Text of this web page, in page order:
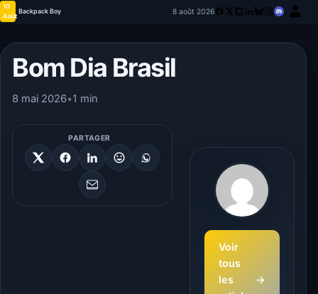
10
Août
Backpack Boy 8 août 2026
Bom Dia Brasil
8 mai 2026•1 min
PARTAGER
Voir
tous
les
→